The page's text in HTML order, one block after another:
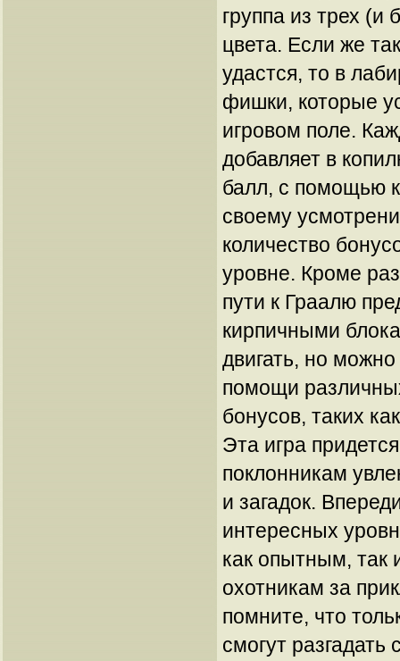
группа из трех (и
цвета. Если же
удастся, то в
фишки, которые
игровом поле.
добавляет в
балл, с помощью
своему
количество
уровне. Кроме
пути к Граалю
кирпичными
двигать, но
помощи
бонусов, таких
Эта игра
поклонникам
и загадок.
интересных
как опытным,
охотникам за
помните, что
смогут разгадать